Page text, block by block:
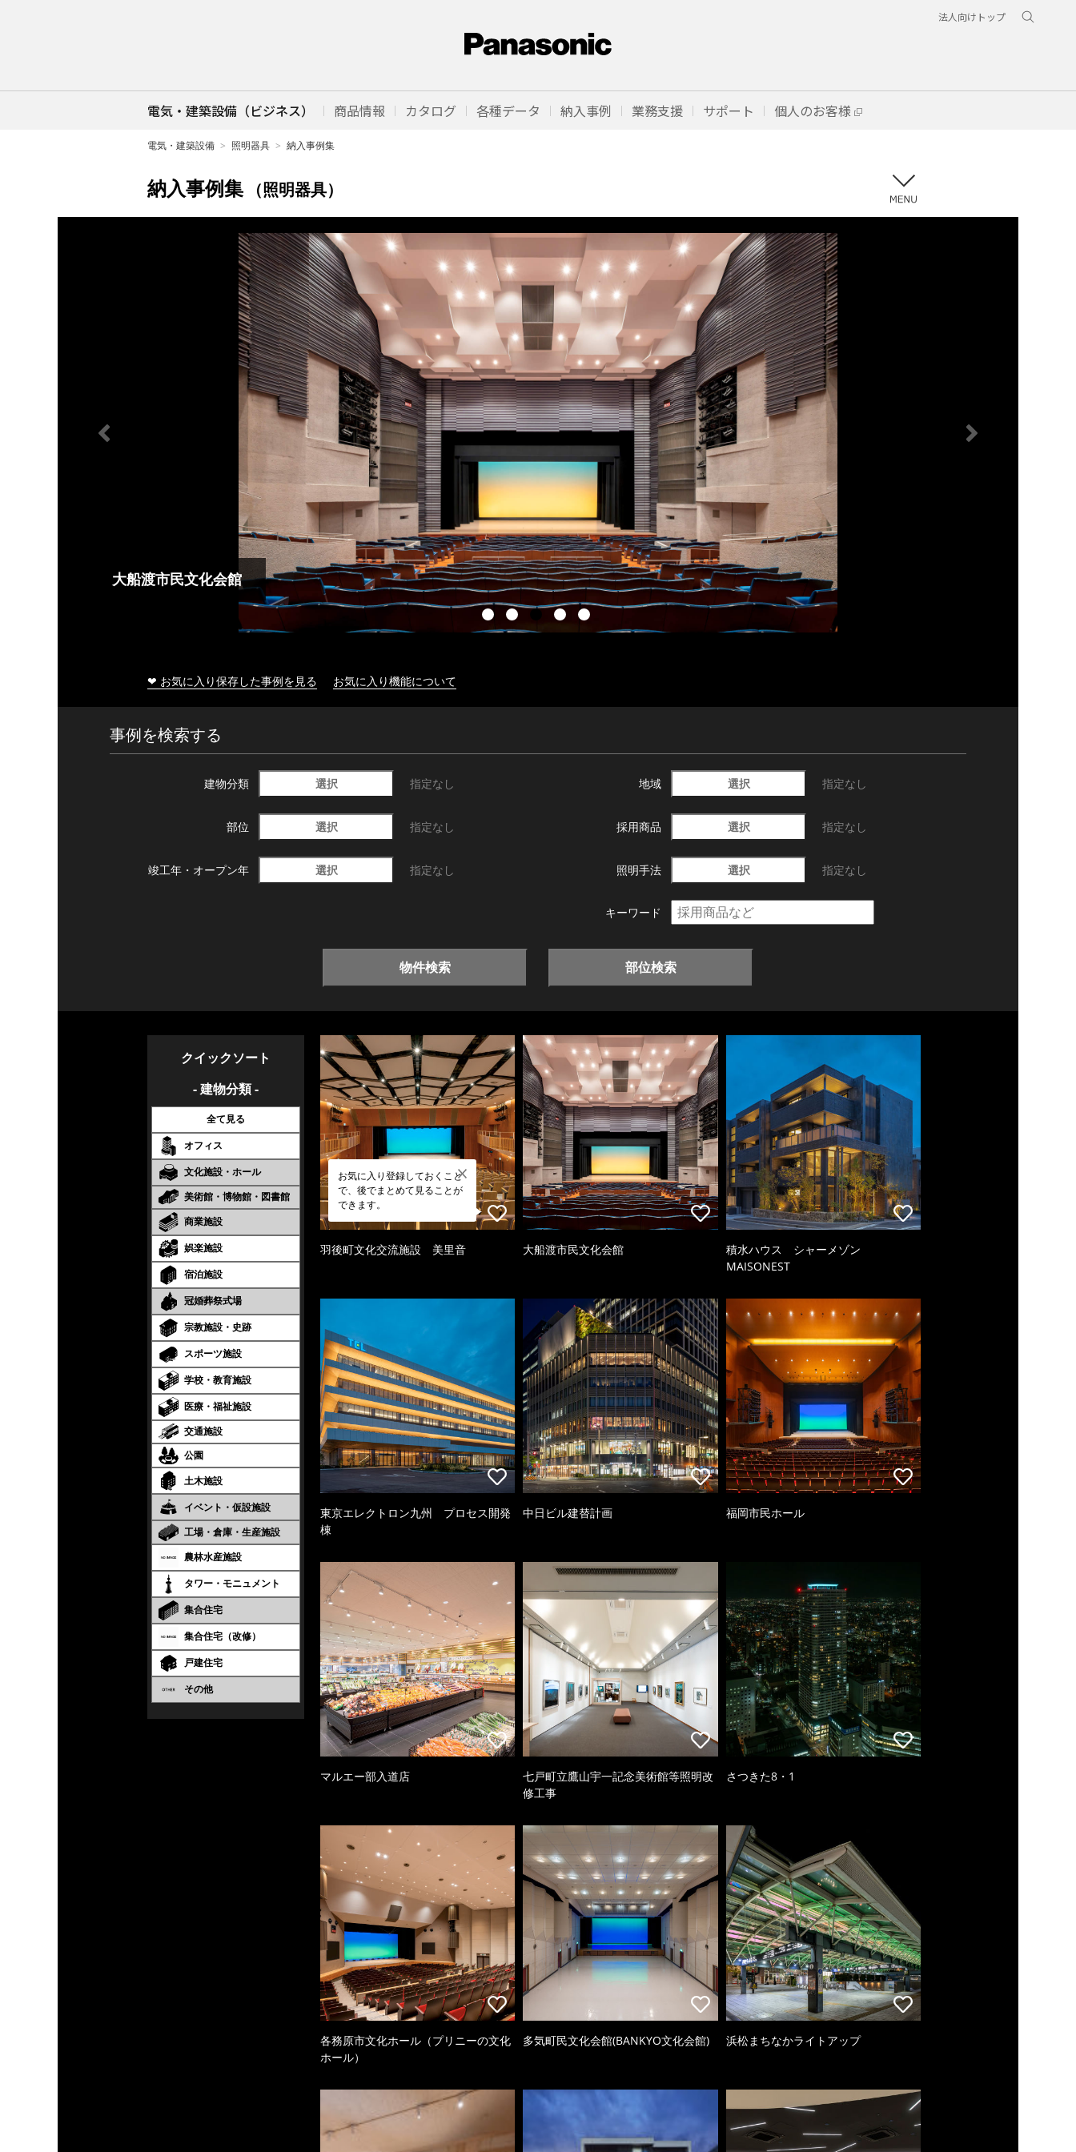
法人向けトップ
電気・建築設備（ビジネス） 商品情報 カタログ 各種データ 納入事例 業務支援 サポート 個人のお客様
電気・建築設備 照明器具 納入事例集
納入事例集 （照明器具）
大船渡市民文化会館
❤ お気に入り保存した事例を見る お気に入り機能について
事例を検索する
建物分類 選択 指定なし 地域 選択 指定なし
部位 選択 指定なし 採用商品 選択 指定なし
竣工年・ オープン年 選択 指定なし 照明手法 選択 指定なし
キーワード
物件検索 部位検索
クイックソート
- 建物分類 -
全て見る
オフィス
文化施設・ホール
美術館・博物館・図書館
商業施設
娯楽施設
宿泊施設
冠婚葬祭式場
宗教施設・史跡
スポーツ施設
学校・教育施設
医療・福祉施設
交通施設
公園
土木施設
イベント・仮設施設
工場・倉庫・生産施設
農林水産施設
タワー・モニュメント
集合住宅
集合住宅（改修）
戸建住宅
その他
お気に入り登録しておくこと
で、後でまとめて見ることが
できます。
羽後町文化交流施設 美里音 大船渡市民文化会館
積水ハウス シャーメゾン
MAISONEST
東京エレクトロン九州 プロセス開発
棟
中日ビル建替計画 福岡市民ホール
マルエー部入道店
七戸町立鷹山宇一記念美術館等照明改
修工事
さつきた8・1
各務原市文化ホール（プリニーの文化
ホール）
多気町民文化会館(BANKYO文化会館) 浜松まちなかライトアップ